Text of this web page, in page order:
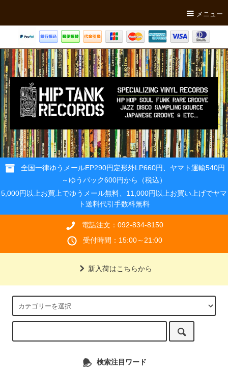
メニュー
全国一律ゆうメールEP290円定形外LP660円、ヤマト運輸540円
～ゆうパック600円から（税込）
5,000円以上お買上でゆうメール無料、11,000円以上お買い上げでヤマ
ト送料代引手数料無料
電話注文：092-834-8150
受付時間：15:00～21:00
新入荷はこちらから
検索注目ワード